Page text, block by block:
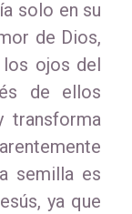
solo en su
de Dios,
ojos del
de ellos
transforma
semilla es
ya que